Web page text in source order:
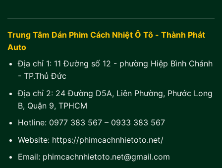
Trung Tâm Dán Phim Cách Nhiệt Ô Tô - Thành Phát
Auto
Địa chỉ 1: 11 Đường số 12 - phường Hiệp Bình Chánh
- TP.Thủ Đức
Địa chỉ 2: 24 Đường D5A, Liên Phường, Phước Long
B, Quận 9, TPHCM
Hotline: 0977 383 567– 0933 383 567
Website: https://phimcachnhietoto.net/
Email: phimcachnhietoto.net@gmail.com